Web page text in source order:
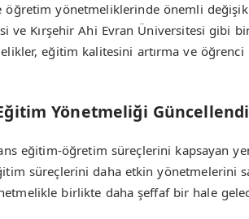
yönetmeliklerinde önemli
ve Kırşehir Ahi Evran Üniversitesi gibi
eğitim kalitesini artırma ve öğrenci
Yönetmeliği Güncellendi
eğitim-öğretim süreçlerini kapsayan
süreçlerini daha etkin yönetmelerini
birlikte daha şeffaf bir hale